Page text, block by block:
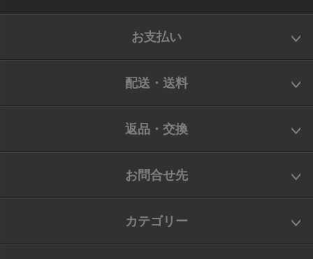
お支払い
配送・送料
返品・交換
お問合せ先
カテゴリー